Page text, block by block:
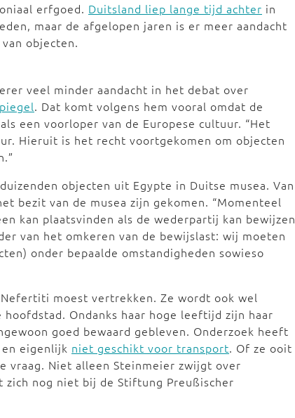
erfgoed. Duitsland liep lange tijd achter in
maar de afgelopen jaren is er meer aandacht
objecten.
veel minder aandacht in het debat over
. Dat komt volgens hem vooral omdat de
een voorloper van de Europese cultuur. “Het
Hieruit is het recht voortgekomen om objecten
objecten uit Egypte in Duitse musea. Van
bezit van de musea zijn gekomen. “Momenteel
kan plaatsvinden als de wederpartij kan bewijzen
van het omkeren van de bewijslast: wij moeten
onder bepaalde omstandigheden sowieso
moest vertrekken. Ze wordt ook wel
hoofdstad. Ondanks haar hoge leeftijd zijn haar
goed bewaard gebleven. Onderzoek heeft
eigenlijk niet geschikt voor transport. Of ze ooit
vraag. Niet alleen Steinmeier zwijgt over
nog niet bij de Stiftung Preußischer